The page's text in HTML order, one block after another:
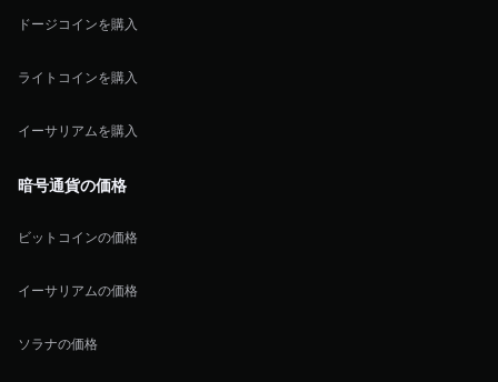
ドージコインを購入
ライトコインを購入
イーサリアムを購入
暗号通貨の価格
ビットコインの価格
イーサリアムの価格
ソラナの価格